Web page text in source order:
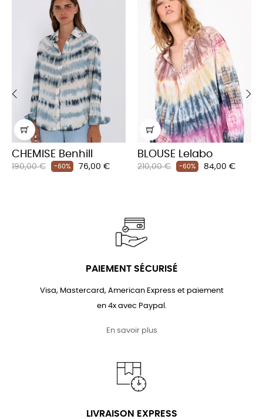
CHEMISE Benhill
Prix
190,00 € -60% Prix
76,00 €
BLOUSE Lelabo
Prix
210,00 € -60% Prix
84,00 €
PAIEMENT SÉCURISÉ
Visa, Mastercard, American Express et paiement
en 4x avec Paypal.
En savoir plus
LIVRAISON EXPRESS